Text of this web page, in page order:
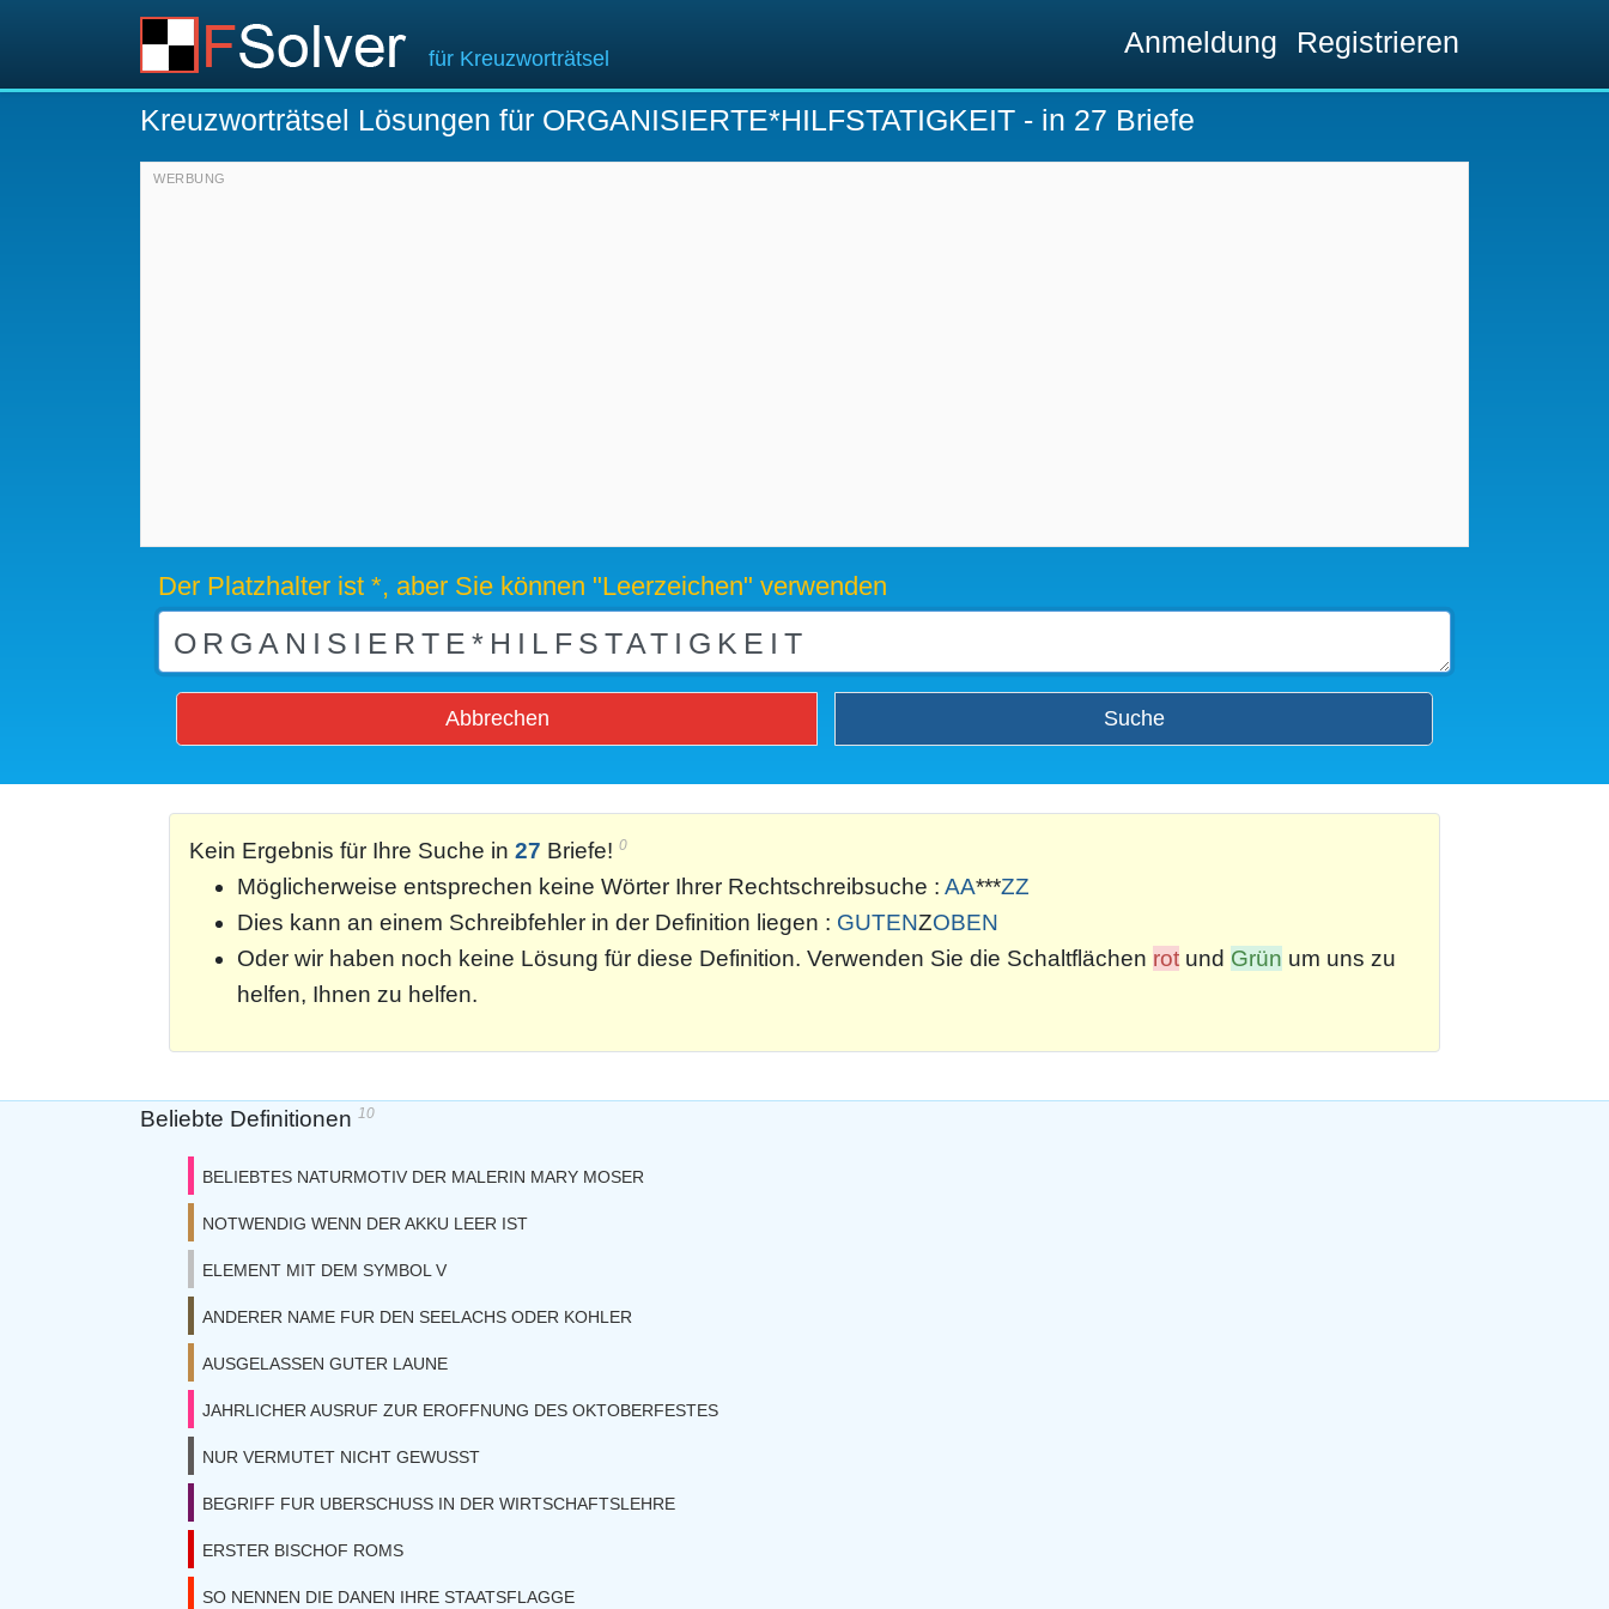
für Kreuzworträtsel Anmeldung Registrieren
Kreuzworträtsel Lösungen für ORGANISIERTE*HILFSTATIGKEIT - in 27 Briefe
Der Platzhalter ist *, aber Sie können "Leerzeichen" verwenden
Abbrechen Suche
Kein Ergebnis für Ihre Suche in 27 Briefe! 0
Möglicherweise entsprechen keine Wörter Ihrer Rechtschreibsuche : AA***ZZ
Dies kann an einem Schreibfehler in der Definition liegen : GUTENZOBEN
Oder wir haben noch keine Lösung für diese Definition. Verwenden Sie die Schaltflächen rot und Grün um uns zu
helfen, Ihnen zu helfen.
Beliebte Definitionen 10
BELIEBTES NATURMOTIV DER MALERIN MARY MOSER
NOTWENDIG WENN DER AKKU LEER IST
ELEMENT MIT DEM SYMBOL V
ANDERER NAME FUR DEN SEELACHS ODER KOHLER
AUSGELASSEN GUTER LAUNE
JAHRLICHER AUSRUF ZUR EROFFNUNG DES OKTOBERFESTES
NUR VERMUTET NICHT GEWUSST
BEGRIFF FUR UBERSCHUSS IN DER WIRTSCHAFTSLEHRE
ERSTER BISCHOF ROMS
SO NENNEN DIE DANEN IHRE STAATSFLAGGE